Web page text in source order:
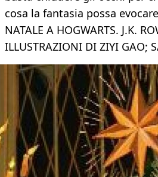
cosa la fantasia possa
NATALE A HOGWARTS. J.K.
ILLUSTRAZIONI DI ZIYI GAO;